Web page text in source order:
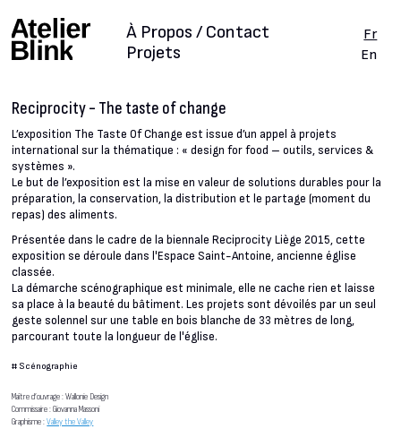
Projets
À Propos / Contact
Fr
En
Reciprocity - The taste of change
L’exposition The Taste Of Change est issue d’un appel à projets
international sur la thématique : « design for food – outils, services &
systèmes ».
Le but de l’exposition est la mise en valeur de solutions durables pour la
préparation, la conservation, la distribution et le partage (moment du
repas) des aliments.
Présentée dans le cadre de la biennale Reciprocity Liège 2015, cette
exposition se déroule dans l'Espace Saint-Antoine, ancienne église
classée.
La démarche scénographique est minimale, elle ne cache rien et laisse
sa place à la beauté du bâtiment. Les projets sont dévoilés par un seul
geste solennel sur une table en bois blanche de 33 mètres de long,
parcourant toute la longueur de l'église.
# Scénographie
Maître d’ouvrage : Wallonie Design
Commissaire : Giovanna Massoni
Graphisme :Valley the Valley